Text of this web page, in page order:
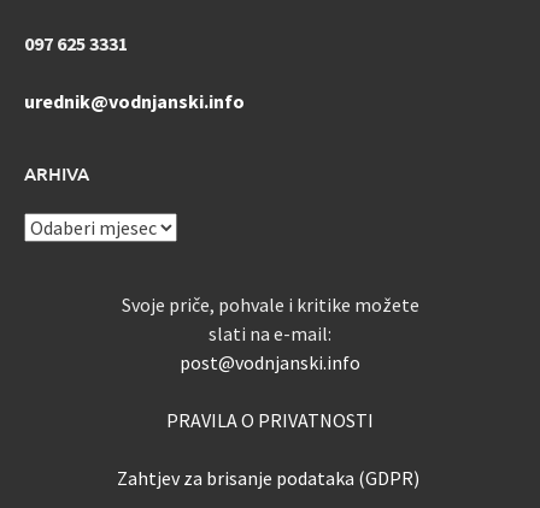
097 625 3331
urednik@vodnjanski.info
ARHIVA
ARHIVA
Svoje priče, pohvale i kritike možete
slati na e-mail:
post@vodnjanski.info
PRAVILA O PRIVATNOSTI
Zahtjev za brisanje podataka (GDPR)